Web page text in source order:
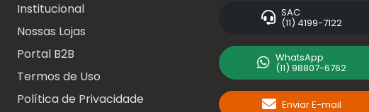
Institucional
Nossas Lojas
Portal B2B
Termos de Uso
Política de Privacidade
SAC
(11) 4199-7122
WhatsApp
(11) 98807-6762
Enviar E-mail